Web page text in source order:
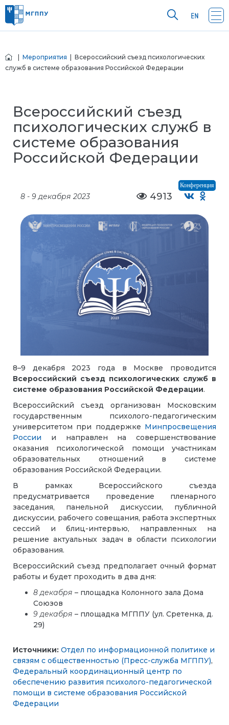
Мероприятия | Всероссийский съезд психологических
служб в системе образования Российской Федерации
Всероссийский съезд
психологических служб в
системе образования
Российской Федерации
Конференция
8 - 9 декабря 2023 4913
8–9 декабря 2023 года в Москве проводится
Всероссийский съезд психологических служб в
системе образования Российской Федерации.
Всероссийский съезд организован Московским
государственным психолого-педагогическим
университетом при поддержке Минпросвещения
России и направлен на совершенствование
оказания психологической помощи участникам
образовательных отношений в системе
образования Российской Федерации.
В рамках Всероссийского съезда
предусматривается проведение пленарного
заседания, панельной дискуссии, публичной
дискуссии, рабочего совещания, работа экспертных
сессий и блиц-интервью, направленных на
решение актуальных задач в области психологии
образования.
Всероссийский съезд предполагает очный формат
работы и будет проходить в два дня:
8 декабря – площадка Колонного зала Дома
Союзов
9 декабря – площадка МГППУ (ул. Сретенка, д.
29)
Источники: Отдел по информационной политике и
связям с общественностью (Пресс-служба МГППУ),
Федеральный координационный центр по
обеспечению развития психолого-педагогической
помощи в системе образования Российской
Федерации